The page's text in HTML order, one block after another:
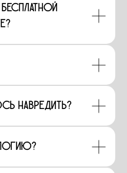
навредить?